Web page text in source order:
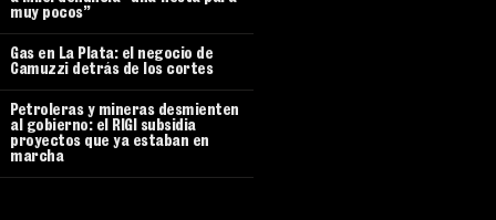
muy pocos”
Gas en La Plata: el negocio de
Camuzzi detrás de los cortes
Petroleras y mineras desmienten
al gobierno: el RIGI subsidia
proyectos que ya estaban en
marcha